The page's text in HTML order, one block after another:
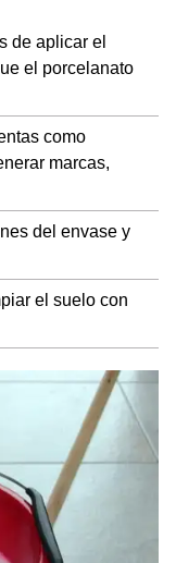
de aplicar el
el porcelanato
como
marcas,
del envase y
el suelo con